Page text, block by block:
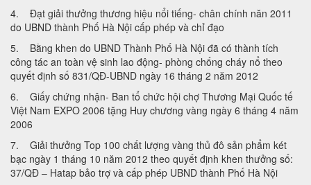
4. Đạt giải thưởng thương hiệu nổi tiếng- chân chính năn 2011
do UBND thành Phố Hà Nội cấp phép và chỉ đạo
5. Bằng khen do UBND Thành Phố Hà Nội đã có thành tích
công tác an toàn vệ sinh lao động- phòng chống cháy nổ theo
quyết định số 831/QĐ-UBND ngày 16 tháng 2 năm 2012
6. Giấy chứng nhận- Ban tổ chức hội chợ Thương Mại Quốc tế
Việt Nam EXPO 2006 tặng Huy chương vàng ngày 6 tháng 4 năm
2006
7. Giải thưởng Top 100 chất lượng vàng thủ đô sản phẩm két
bạc ngày 1 tháng 10 năm 2012 theo quyết định khen thưởng số:
37/QĐ – Hatap bảo trợ và cấp phép UBND thành Phố Hà Nội